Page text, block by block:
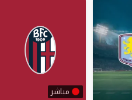
مباشر